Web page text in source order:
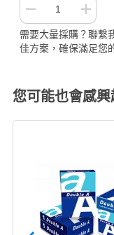
需要大量採購？聯繫
佳方案，確保滿足您
您可能也會感興